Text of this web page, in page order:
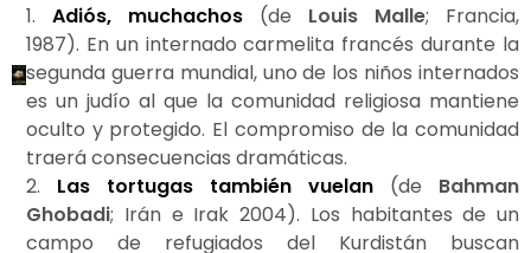
1. Adiós, muchachos (de Louis Malle;
Francia,
1987). En un internado carmelita francés durante la
segunda guerra mundial, uno de los niños internados
es un judío al que la comunidad religiosa mantiene
oculto y protegido. El compromiso de la comunidad
traerá consecuencias dramáticas.
2. Las tortugas también vuelan (de Bahman
Ghobadi; Irán e Irak 2004). Los habitantes de un
campo de refugiados del Kurdistán buscan